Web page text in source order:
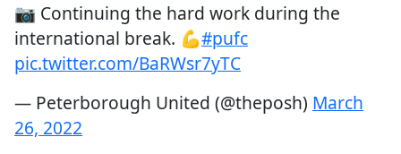
📷 Continuing the hard work during the
international break. 💪#pufc
pic.twitter.com/BaRWsr7yTC
— Peterborough United (@theposh) March
26, 2022